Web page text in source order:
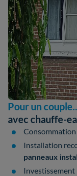
Pour un
avec chauffe-
Installation
panneaux
Investissement